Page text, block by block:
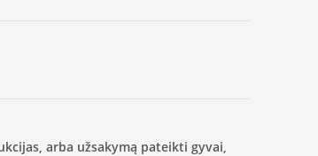
arba užsakymą pateikti gyvai,